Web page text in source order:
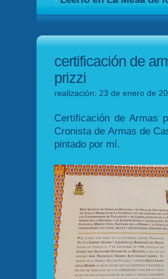
certificación de
prizzi
realización: 23 de enero de
Certificación de Armas
Cronista de Armas de
pintado por mí.